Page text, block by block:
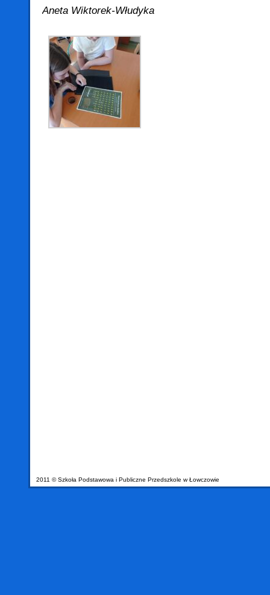
Aneta Wiktorek-Włudyka
2011 © Szkoła Podstawowa i Publiczne Przedszkole w Łowczowie